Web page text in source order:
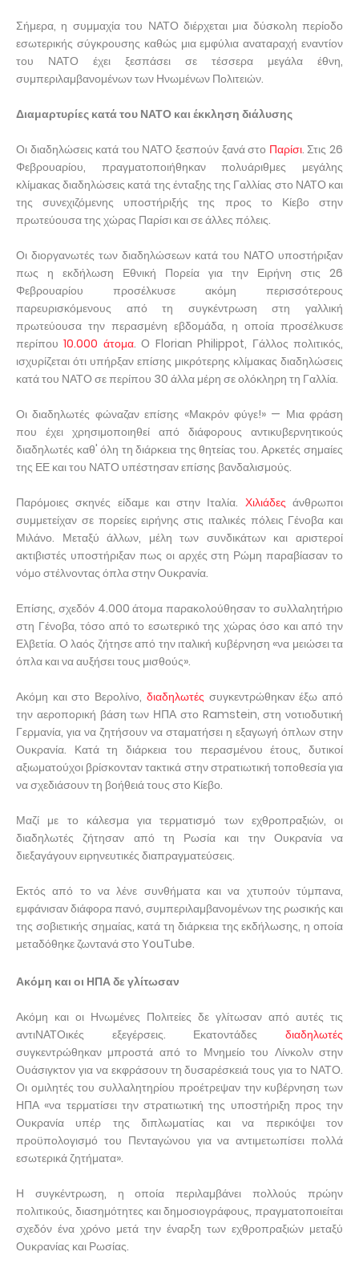
Σήμερα, η συμμαχία του ΝΑΤΟ διέρχεται μια δύσκολη περίοδο
εσωτερικής σύγκρουσης καθώς μια εμφύλια αναταραχή εναντίον
του ΝΑΤΟ έχει ξεσπάσει σε τέσσερα μεγάλα έθνη,
συμπεριλαμβανομένων των Ηνωμένων Πολιτειών.
Διαμαρτυρίες κατά του ΝΑΤΟ και έκκληση διάλυσης
Οι διαδηλώσεις κατά του ΝΑΤΟ ξεσπούν ξανά στο Παρίσι. Στις 26
Φεβρουαρίου, πραγματοποιήθηκαν πολυάριθμες μεγάλης
κλίμακας διαδηλώσεις κατά της ένταξης της Γαλλίας στο ΝΑΤΟ και
της συνεχιζόμενης υποστήριξής της προς το Κίεβο στην
πρωτεύουσα της χώρας Παρίσι και σε άλλες πόλεις.
Οι διοργανωτές των διαδηλώσεων κατά του ΝΑΤΟ υποστήριξαν
πως η εκδήλωση Εθνική Πορεία για την Ειρήνη στις 26
Φεβρουαρίου προσέλκυσε ακόμη περισσότερους
παρευρισκόμενους από τη συγκέντρωση στη γαλλική
πρωτεύουσα την περασμένη εβδομάδα, η οποία προσέλκυσε
περίπου10.000 άτομα. Ο Florian Philippot, Γάλλος πολιτικός,
ισχυρίζεται ότι υπήρξαν επίσης μικρότερης κλίμακας διαδηλώσεις
κατά του ΝΑΤΟ σε περίπου 30 άλλα μέρη σε ολόκληρη τη Γαλλία.
Οι διαδηλωτές φώναζαν επίσης «Μακρόν φύγε!» — Μια φράση
που έχει χρησιμοποιηθεί από διάφορους αντικυβερνητικούς
διαδηλωτές καθ' όλη τη διάρκεια της θητείας του. Αρκετές σημαίες
της ΕΕ και του ΝΑΤΟ υπέστησαν επίσης βανδαλισμούς.
Παρόμοιες σκηνές είδαμε και στην Ιταλία. Χιλιάδεςάνθρωποι
συμμετείχαν σε πορείες ειρήνης στις ιταλικές πόλεις Γένοβα και
Μιλάνο. Μεταξύ άλλων, μέλη των συνδικάτων και αριστεροί
ακτιβιστές υποστήριξαν πως οι αρχές στη Ρώμη παραβίασαν το
νόμο στέλνοντας όπλα στην Ουκρανία.
Επίσης, σχεδόν 4.000 άτομα παρακολούθησαν το συλλαλητήριο
στη Γένοβα, τόσο από το εσωτερικό της χώρας όσο και από την
Ελβετία. Ο λαός ζήτησε από την ιταλική κυβέρνηση «να μειώσει τα
όπλα και να αυξήσει τους μισθούς».
Ακόμη και στο Βερολίνο, διαδηλωτέςσυγκεντρώθηκαν έξω από
την αεροπορική βάση των ΗΠΑ στο Ramstein, στη νοτιοδυτική
Γερμανία, για να ζητήσουν να σταματήσει η εξαγωγή όπλων στην
Ουκρανία. Κατά τη διάρκεια του περασμένου έτους, δυτικοί
αξιωματούχοι βρίσκονταν τακτικά στην στρατιωτική τοποθεσία για
να σχεδιάσουν τη βοήθειά τους στο Κίεβο.
Μαζί με το κάλεσμα για τερματισμό των εχθροπραξιών, οι
διαδηλωτές ζήτησαν από τη Ρωσία και την Ουκρανία να
διεξαγάγουν ειρηνευτικές διαπραγματεύσεις.
Εκτός από το να λένε συνθήματα και να χτυπούν τύμπανα,
εμφάνισαν διάφορα πανό, συμπεριλαμβανομένων της ρωσικής και
της σοβιετικής σημαίας, κατά τη διάρκεια της εκδήλωσης, η οποία
μεταδόθηκε ζωντανά στο YouTube.
Ακόμη και οι ΗΠΑ δε γλίτωσαν
Ακόμη και οι Ηνωμένες Πολιτείες δε γλίτωσαν από αυτές τις
αντιΝΑΤΟικές εξεγέρσεις. Εκατοντάδες διαδηλωτές
συγκεντρώθηκαν μπροστά από το Μνημείο του Λίνκολν στην
Ουάσιγκτον για να εκφράσουν τη δυσαρέσκειά τους για το ΝΑΤΟ.
Οι ομιλητές του συλλαλητηρίου προέτρεψαν την κυβέρνηση των
ΗΠΑ «να τερματίσει την στρατιωτική της υποστήριξη προς την
Ουκρανία υπέρ της διπλωματίας και να περικόψει τον
προϋπολογισμό του Πενταγώνου για να αντιμετωπίσει πολλά
εσωτερικά ζητήματα».
Η συγκέντρωση, η οποία περιλαμβάνει πολλούς πρώην
πολιτικούς, διασημότητες και δημοσιογράφους, πραγματοποιείται
σχεδόν ένα χρόνο μετά την έναρξη των εχθροπραξιών μεταξύ
Ουκρανίας και Ρωσίας.